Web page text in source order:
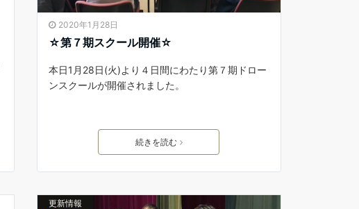
2020年1月28日
☆第７期スクール開催☆
本日1月28日(火)より４日間にわたり第７期ドロー
ンスクールが開催されました。
続きを読む
更新情報